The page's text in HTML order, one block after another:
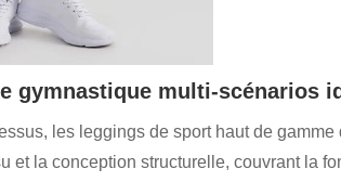
gymnastique multi-scénarios
les leggings de sport haut de
et la conception structurelle, couvrant la